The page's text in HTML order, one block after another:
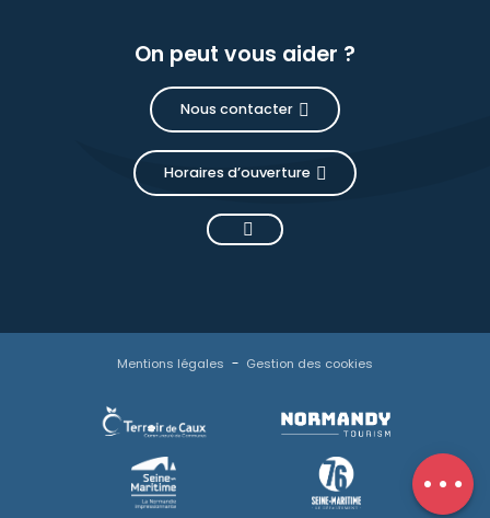
Avis
On peut vous aider ?
Nous contacter
Horaires d’ouverture
Mentions légales Gestion des cookies